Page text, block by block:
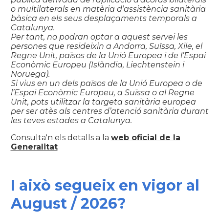
o multilaterals en matèria d’assistència sanitària
bàsica en els seus desplaçaments temporals a
Catalunya.
Per tant, no podran optar a aquest servei les
persones que resideixin a Andorra, Suïssa, Xile, el
Regne Unit, països de la Unió Europea i de l’Espai
Econòmic Europeu (Islàndia, Liechtenstein i
Noruega).
Si vius en un dels països de la Unió Europea o de
l’Espai Econòmic Europeu, a Suïssa o al Regne
Unit, pots utilitzar la targeta sanitària europea
per ser atès als centres d’atenció sanitària durant
les teves estades a Catalunya.
Consulta'n els detalls a la web oficial de la
Generalitat
I això segueix en vigor al
August / 2026?